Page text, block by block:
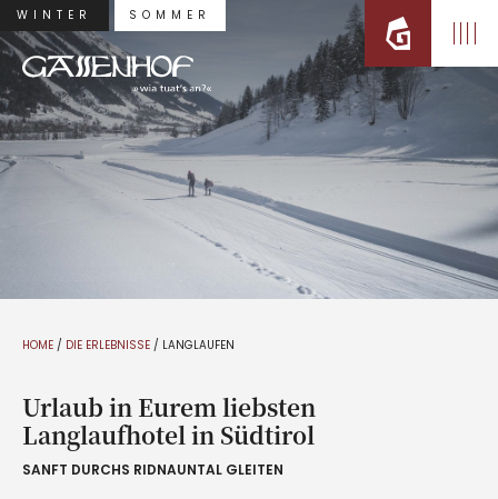
WINTER SOMMER
HOME / DIE ERLEBNISSE / LANGLAUFEN
Urlaub in Eurem liebsten
Langlaufhotel in Südtirol
SANFT DURCHS RIDNAUNTAL GLEITEN